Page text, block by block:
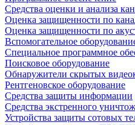
Средства оценки и анализа
Оценка защищенности по
Оценка защищенности по
Вспомогательное
Специальное программное
Поисковое оборудование
Обнаружители скрытых
Рентгеновское оборудование
Средства защиты информации
Средства экстренного
Устройства защиты сотовых